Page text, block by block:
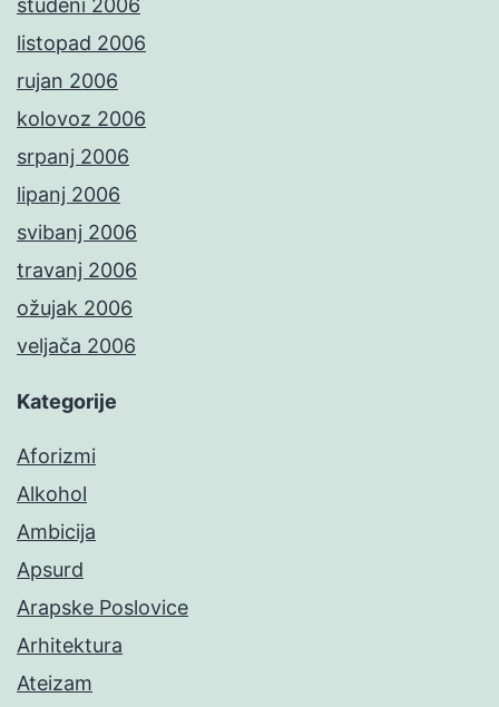
studeni 2006
listopad 2006
rujan 2006
kolovoz 2006
srpanj 2006
lipanj 2006
svibanj 2006
travanj 2006
ožujak 2006
veljača 2006
Kategorije
Aforizmi
Alkohol
Ambicija
Apsurd
Arapske Poslovice
Arhitektura
Ateizam